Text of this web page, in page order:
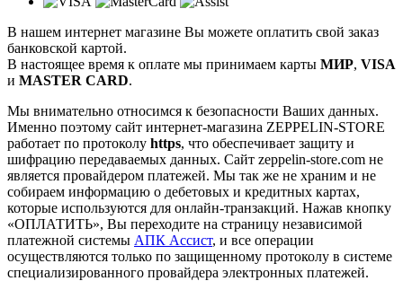
В нашем интернет магазине Вы можете оплатить свой заказ
банковской картой.
В настоящее время к оплате мы принимаем карты МИР, VISA
и MASTER CARD.
Мы внимательно относимся к безопасности Ваших данных.
Именно поэтому сайт интернет-магазина ZEPPELIN-STORE
работает по протоколу https, что обеспечивает защиту и
шифрацию передаваемых данных. Сайт zeppelin-store.com не
является провайдером платежей. Мы так же не храним и не
собираем информацию о дебетовых и кредитных картах,
которые используются для онлайн-транзакций. Нажав кнопку
«ОПЛАТИТЬ», Вы переходите на страницу независимой
платежной системы АПК Ассист, и все операции
осуществляются только по защищенному протоколу в системе
специализированного провайдера электронных платежей.